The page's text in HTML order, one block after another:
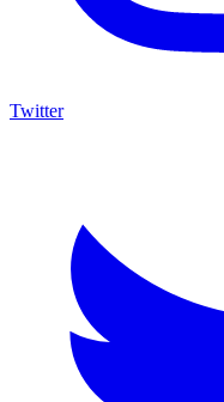
Twitter